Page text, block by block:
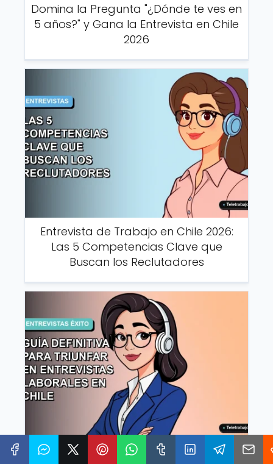
Domina la Pregunta "¿Dónde te ves en
5 años?" y Gana la Entrevista en Chile
2026
Entrevista de Trabajo en Chile 2026:
Las 5 Competencias Clave que
Buscan los Reclutadores
Domina las Killer Questions: Guía